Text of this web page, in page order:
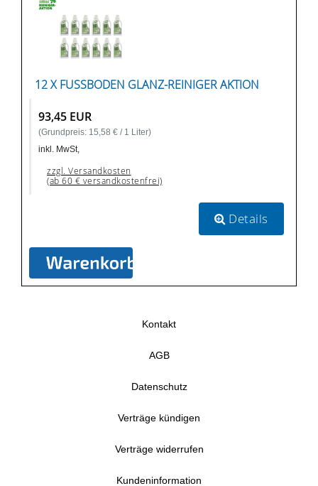
12 X FUSSBODEN GLANZ-REINIGER AKTION
93,45 EUR
(Grundpreis: 15,58 € / 1 Liter)
inkl. MwSt,
zzgl. Versandkosten
(ab 60 € versandkostenfrei)
Details
Kontakt
AGB
Datenschutz
Verträge kündigen
Verträge widerrufen
Kundeninformation